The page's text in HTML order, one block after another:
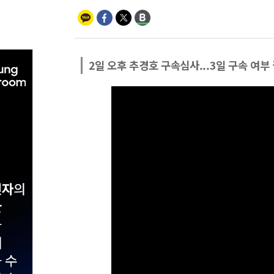
2일 오후 추경호 구속심사...3일 구속 여부